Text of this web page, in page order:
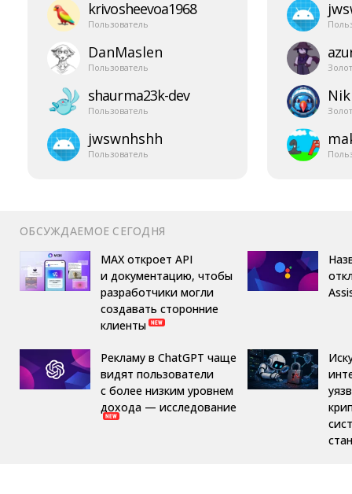
krivosheevoa1968
Пользователь
DanMaslen
Пользователь
shaurma23k-​dev
Пользователь
jwswnhshh
Пользователь
ОБСУЖДАЕМОЕ СЕГОДНЯ
MAX откроет API
и документацию, чтобы
разработчики могли
создавать сторонние
клиенты
Рекламу в ChatGPT чаще
видят пользователи
с более низким уровнем
дохода — исследование